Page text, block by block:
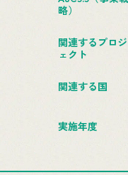
略）
関連するプロジ
ェクト
関連する国
実施年度